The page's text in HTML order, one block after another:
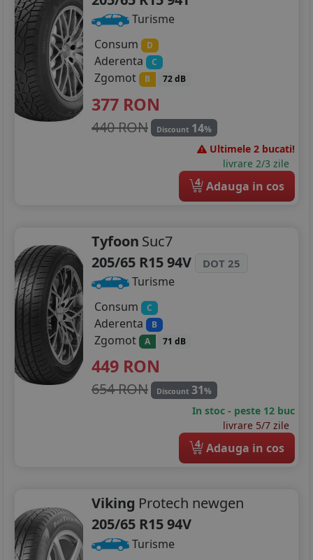
Turisme
Consum
D
Aderenta C
Zgomot B 72 dB
377 RON
440 RON Discount 14%
Ultimele 2 bucati!
livrare 2/3 zile
4 Adauga in cos
Tyfoon Suc7
205/65 R15 94V
DOT 25
Turisme
Consum
C
Aderenta B
Zgomot A 71 dB
449 RON
654 RON Discount 31%
In stoc - peste 12 buc
livrare 5/7 zile
4 Adauga in cos
Viking Protech newgen
205/65 R15 94V
Turisme